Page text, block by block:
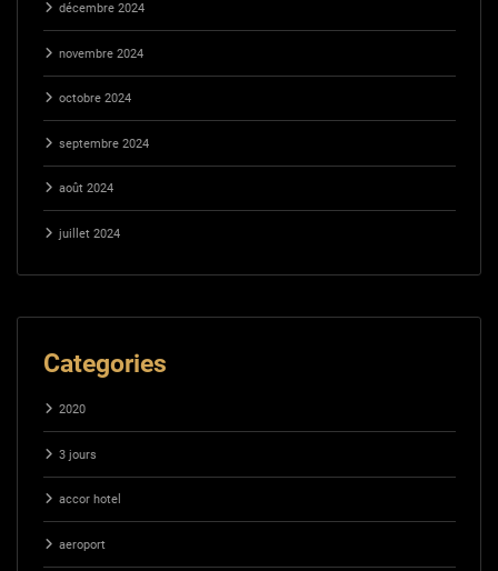
décembre 2024
novembre 2024
octobre 2024
septembre 2024
août 2024
juillet 2024
Categories
2020
3 jours
accor hotel
aeroport